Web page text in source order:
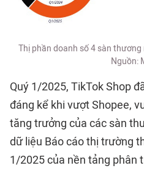
Thị phần doanh số 4 sàn
Nguồn:
Quý 1/2025, TikTok Shop
đáng kể khi vượt Shopee,
tăng trưởng của các sàn
dữ liệu Báo cáo thị trường
1/2025 của nền tảng phân